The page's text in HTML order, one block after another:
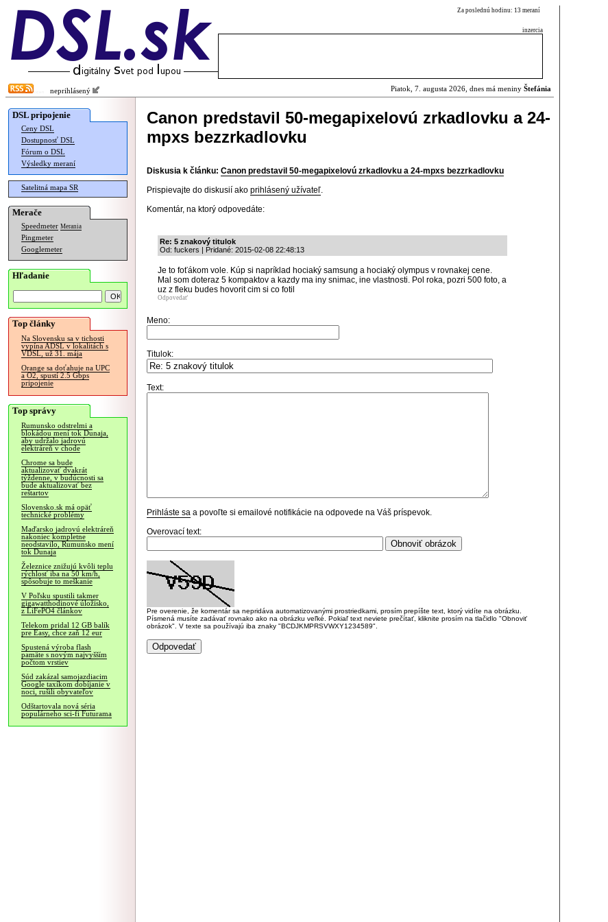
Za poslednú hodinu: 13 meraní
inzercia
neprihlásený Piatok, 7. augusta 2026, dnes má meniny Štefánia
DSL pripojenie
Ceny DSL
Dostupnosť DSL
Fórum o DSL
Výsledky meraní
Satelitná mapa SR
Merače
Speedmeter Merania
Pingmeter
Googlemeter
Hľadanie
Top články
Na Slovensku sa v tichosti
vypína ADSL v lokalitách s
VDSL, už 31. mája
Orange sa doťahuje na UPC
a O2, spustí 2.5 Gbps
pripojenie
Top správy
Rumunsko odstrelmi a
blokádou mení tok Dunaja,
aby udržalo jadrovú
elektráreň v chode
Chrome sa bude
aktualizovať dvakrát
týždenne, v budúcnosti sa
bude aktualizovať bez
reštartov
Slovensko.sk má opäť
technické problémy
Maďarsko jadrovú elektráreň
nakoniec kompletne
neodstavilo, Rumunsko mení
tok Dunaja
Železnice znižujú kvôli teplu
rýchlosť iba na 50 km/h,
spôsobuje to meškanie
V Poľsku spustili takmer
gigawatthodinové úložisko,
z LiFePO4 článkov
Telekom pridal 12 GB balík
pre Easy, chce zaň 12 eur
Spustená výroba flash
pamäte s novým najvyšším
počtom vrstiev
Súd zakázal samojazdiacim
Google taxíkom dobíjanie v
noci, rušili obyvateľov
Odštartovala nová séria
populárneho sci-fi Futurama
Canon predstavil 50-megapixelovú zrkadlovku a 24-
mpxs bezzrkadlovku
Diskusia k článku: Canon predstavil 50-megapixelovú zrkadlovku a 24-mpxs bezzrkadlovku
Prispievajte do diskusií ako prihlásený užívateľ.
Komentár, na ktorý odpovedáte:
Re: 5 znakový titulok
Od: fuckers | Pridané: 2015-02-08 22:48:13
Je to foťákom vole. Kúp si napríklad hociaký samsung a hociaký olympus v rovnakej cene.
Mal som doteraz 5 kompaktov a kazdy ma iny snimac, ine vlastnosti. Pol roka, pozri 500 foto, a
uz z fleku budes hovorit cim si co fotil
Odpovedať
Meno:
Titulok:
Text:
Prihláste sa a povoľte si emailové notifikácie na odpovede na Váš príspevok.
Overovací text:
Pre overenie, že komentár sa nepridáva automatizovanými prostriedkami, prosím prepíšte text, ktorý vidíte na obrázku.
Písmená musíte zadávať rovnako ako na obrázku veľké. Pokiaľ text neviete prečítať, kliknite prosím na tlačidlo "Obnoviť
obrázok". V texte sa používajú iba znaky "BCDJKMPRSVWXY1234589".